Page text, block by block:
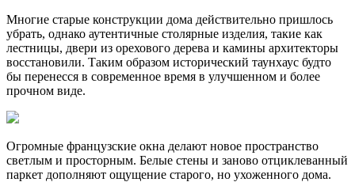
Многие старые конструкции дома действительно пришлось
убрать, однако аутентичные столярные изделия, такие как
лестницы, двери из орехового дерева и камины архитекторы
восстановили. Таким образом исторический таунхаус будто
бы перенесся в современное время в улучшенном и более
прочном виде.
Огромные французские окна делают новое пространство
светлым и просторным. Белые стены и заново отциклеванный
паркет дополняют ощущение старого, но ухоженного дома.